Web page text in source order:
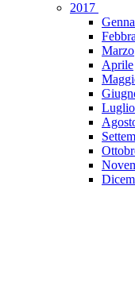
2017
Marzo
Aprile
Luglio